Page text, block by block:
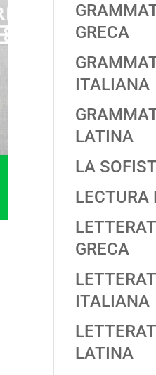
GRECA
ITALIANA
LATINA
LA
LECTURA
GRECA
ITALIANA
LATINA